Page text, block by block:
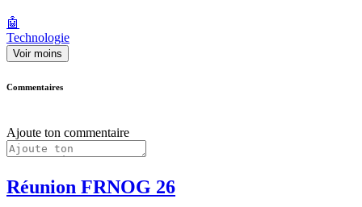
🤖
Technologie
Voir moins
Commentaires
Ajoute ton commentaire
Réunion FRNOG 26